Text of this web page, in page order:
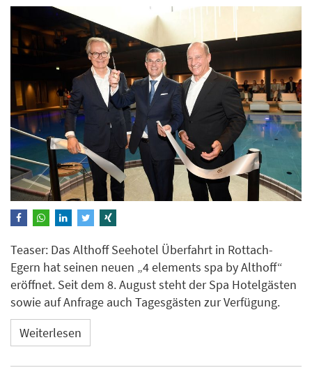
Teaser: Das Althoff Seehotel Überfahrt in Rottach-
Egern hat seinen neuen „4 elements spa by Althoff“
eröffnet. Seit dem 8. August steht der Spa Hotelgästen
sowie auf Anfrage auch Tagesgästen zur Verfügung.
Weiterlesen